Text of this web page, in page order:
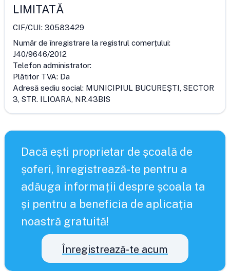
LIMITATĂ
CIF/CUI: 30583429
Număr de înregistrare la registrul comerțului:
J40/9646/2012
Telefon administrator:
Plătitor TVA: Da
Adresă sediu social: MUNICIPIUL BUCUREŞTI, SECTOR
3, STR. ILIOARA, NR.43BIS
Dacă ești proprietar de școală de
șoferi, înregistrează-te pentru a
adăuga informații despre școala ta
și pentru a beneficia de aplicația
noastră gratuită!
Înregistrează-te acum